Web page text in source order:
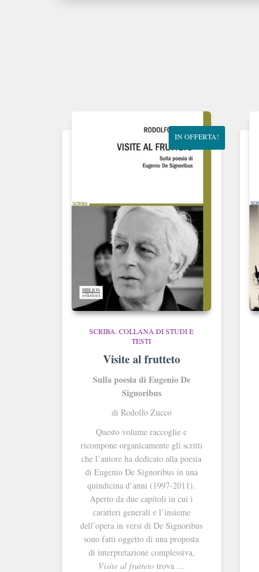
IN OFFERTA!
SCRIBA. COLLANA DI STUDI E
TESTI
Visite al frutteto
Sulla poesia di Eugenio De
Signoribus
di Rodolfo Zucco
Questo volume raccoglie e
ricompone organicamente gli scritti
che l’autore ha dedicato alla poesia
di Eugenio De Signoribus in una
quindicina d’anni (1997-2011).
Aperto da due capitoli in cui i
caratteri generali e l’insieme
dell’opera in versi di De Signoribus
sono fatti oggetto di una proposta
di interpretazione complessiva,
Visite al fruttetotrova …